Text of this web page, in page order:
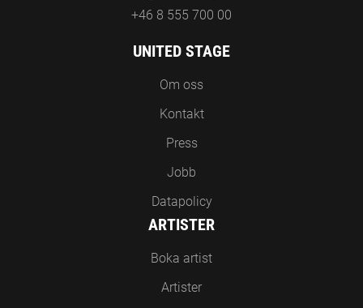
+46 8 555 700 00
UNITED STAGE
Om oss
Kontakt
Press
Jobb
Datapolicy
ARTISTER
Boka artist
Artister